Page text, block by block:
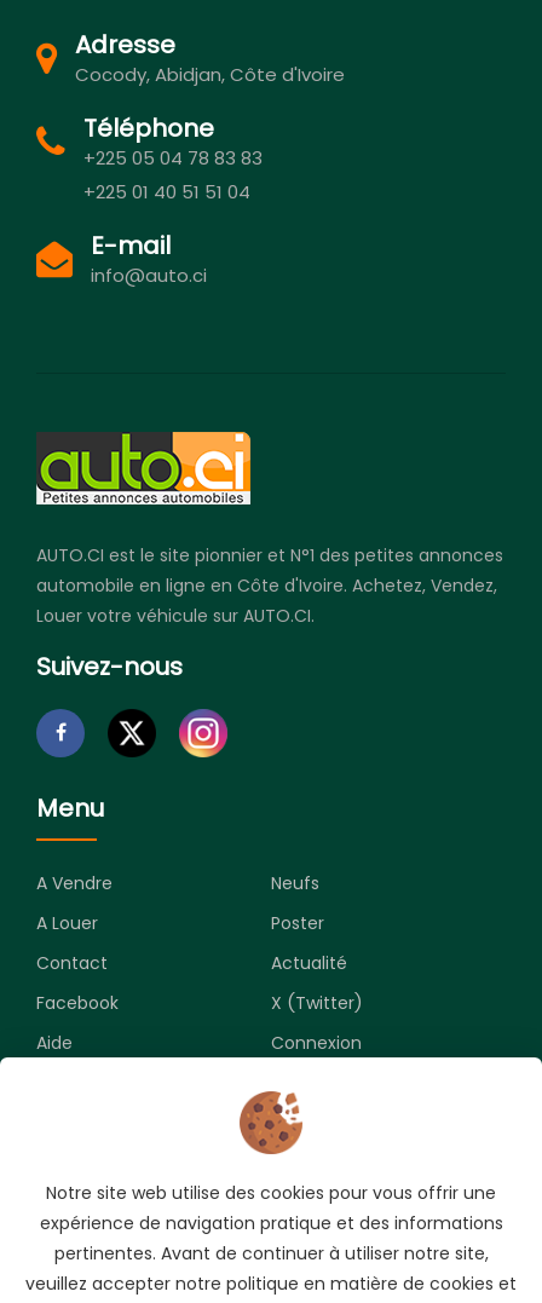
Adresse
Cocody, Abidjan, Côte d'Ivoire
Téléphone
+225 05 04 78 83 83
+225 01 40 51 51 04
E-mail
info@auto.ci
AUTO.CI est le site pionnier et N°1 des petites annonces
automobile en ligne en Côte d'Ivoire. Achetez, Vendez,
Louer votre véhicule sur AUTO.CI.
Suivez-nous
Menu
A Vendre
Neufs
A Louer
Poster
Contact
Actualité
Facebook
X (Twitter)
Aide
Connexion
Souscrivez pour recevoir les meilleures opportunités.
Notre site web utilise des cookies pour vous offrir une
expérience de navigation pratique et des informations
pertinentes. Avant de continuer à utiliser notre site,
veuillez accepter notre politique en matière de cookies et